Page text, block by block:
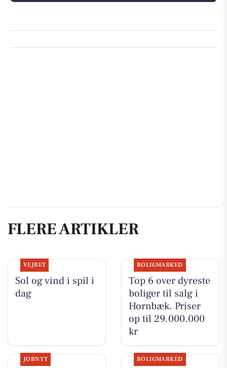
FLERE ARTIKLER
VEJRET
Sol og vind i spil i
dag
BOLIGMARKED
Top 6 over dyreste
boliger til salg i
Hornbæk. Priser
op til 29.000.000
kr
JOBNYT BOLIGMARKED